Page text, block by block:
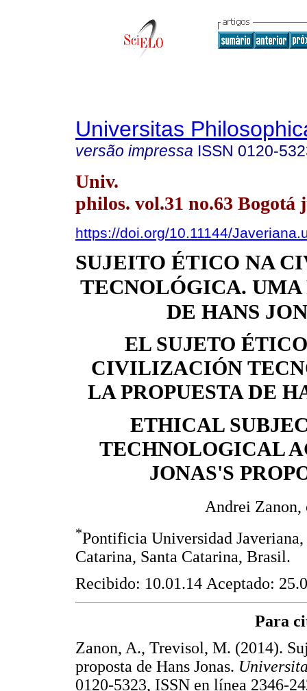
Universitas
versão impressa ISSN 0120-
Univ.
philos. vol.31 no.63 Bogotá
https://doi.org/10.11144/
SUJEITO ÉTICO NA
TECNOLÓGICA. UMA
DE HANS
EL SUJETO
CIVILIZACIÓN
LA PROPUESTA DE
ETHICAL
TECHNOLOGICAL
JONAS'S
Andrei Zanon,
*Pontificia Universidad
Catarina, Santa Catarina, Brasil.
Recibido: 10.01.14 Aceptado:
Para
Zanon, A., Trevisol, M. (2014).
proposta de Hans Jonas.
0120-5323, ISSN en línea 2346-